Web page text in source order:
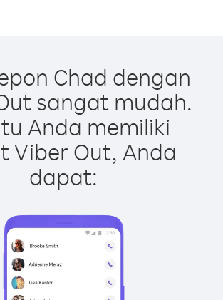
Chad dengan
sangat mudah.
Anda memiliki
Viber Out, Anda
dapat: